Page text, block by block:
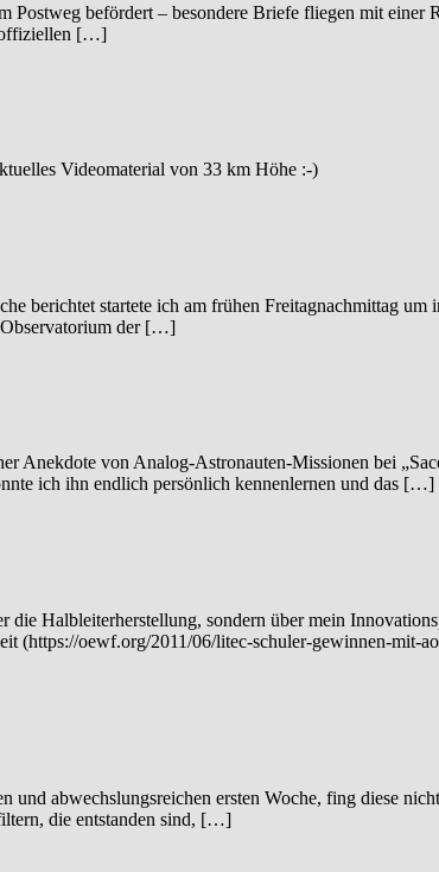
befördert – besondere Briefe fliegen mit einer
offiziellen […]
Videomaterial von 33 km Höhe :-)
berichtet startete ich am frühen Freitagnachmittag
Observatorium der […]
Anekdote von Analog-Astronauten-Missionen bei
ich ihn endlich persönlich kennenlernen und das […]
Halbleiterherstellung, sondern über mein
(https://oewf.org/2011/06/litec-schuler-gewinnen-mit-
abwechslungsreichen ersten Woche, fing diese
die entstanden sind, […]